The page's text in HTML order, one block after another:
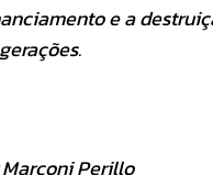
e a
Perillo